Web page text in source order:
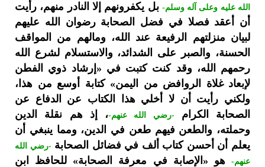
الله عليه وعلى آله وسلم- بل يكفرونهم إلا النادر منهم، رأيت
أن أعقد فصلا في فضل الصحابة رضوان الله عليهم
لبيان منزلتهم الرفيعة عند الله، ومالهم من المواقف
الحسنة، والصبر على الشدائد، والاستسلام لشرع الله
رحمهم الله، وقد كنت كتبت في «إرشاد ذوي الفطن
لإبعاد غلاة الروافض من اليمن» كتابة أوسع من هذا،
ولكني رأيت أن لا أخلي هذا الكتاب عن الدفاع عن
الصحابة الكرام-رضي الله عنهم-، إذ هم نقلة الدين
وحملته، والطعن فيهم طعن في الدين، ومما ينبغي أن
يعلم أن أحسن كتاب ألف في فضائل الصحابة-رضي الله
عنهم-
هو «الإصابة في معرفة الصحابة» للحافظ ابن